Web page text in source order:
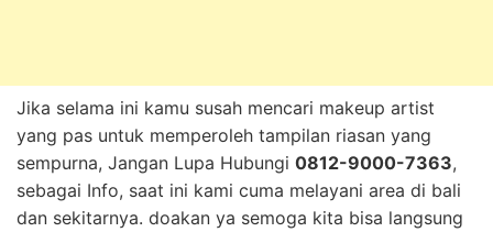
Jika selama ini kamu susah mencari makeup artist
yang pas untuk memperoleh tampilan riasan yang
sempurna, Jangan Lupa Hubungi 0812-9000-7363,
sebagai Info, saat ini kami cuma melayani area di bali
dan sekitarnya. doakan ya semoga kita bisa langsung